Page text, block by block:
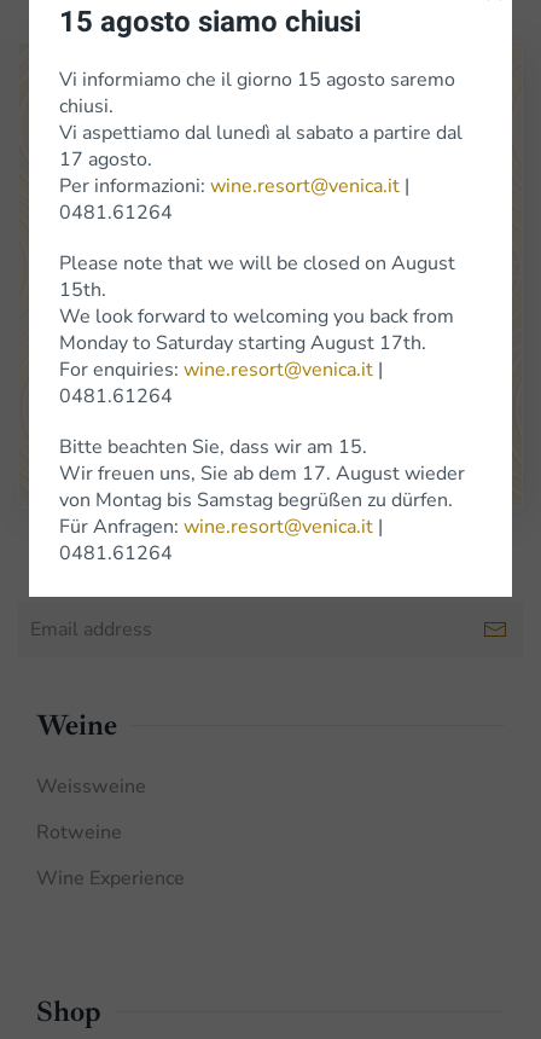
(+39) 0481 61264
info@venica.it wine.resort@venica.it
Unser Verkaufsladen ist von Montag bis Samstag von 9.30 bis 18
Uhr geöffnet, ausgenommen im Januar, wo wir zusätzlich auch am
Google Maps
Iscriviti alla Newsletter
Weine
Weissweine
Rotweine
Wine Experience
Shop
15 agosto siamo chiusi
Vi informiamo che il giorno 15 agosto saremo
chiusi.
Vi aspettiamo dal lunedì al sabato a partire dal
17 agosto.
Per informazioni: wine.resort@venica.it |
0481.61264
Please note that we will be closed on August
15th.
We look forward to welcoming you back from
Monday to Saturday starting August 17th.
For enquiries: wine.resort@venica.it |
0481.61264
Bitte beachten Sie, dass wir am 15.
Wir freuen uns, Sie ab dem 17. August wieder
von Montag bis Samstag begrüßen zu dürfen.
Für Anfragen: wine.resort@venica.it |
0481.61264